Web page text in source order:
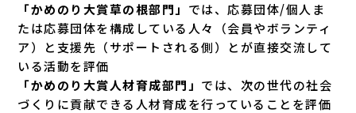
「かめのり大賞草の根部門」 では、応募団体/個人ま
たは応募団体を構成している人々（会員やボランティ
ア）と支援先（サポートされる側）とが直接交流して
いる活動を評価
「かめのり大賞人材育成部門」 では、次の世代の社会
づくりに貢献できる人材育成を行っていることを評価